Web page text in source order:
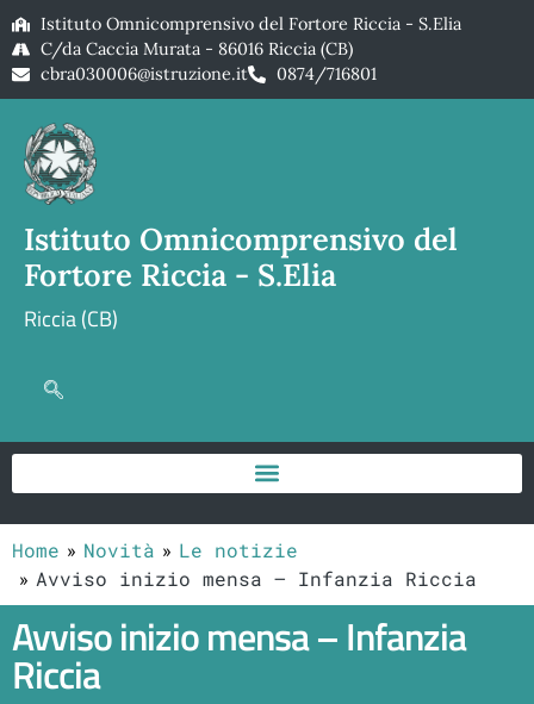
Istituto Omnicomprensivo del Fortore Riccia - S.Elia
C/da Caccia Murata - 86016 Riccia (CB)
cbra030006@istruzione.it
0874/716801
Istituto Omnicomprensivo del
Fortore Riccia - S.Elia
Riccia (CB)
Home Novità
Le notizie
Avviso inizio mensa – Infanzia Riccia
Avviso inizio mensa – Infanzia
Riccia